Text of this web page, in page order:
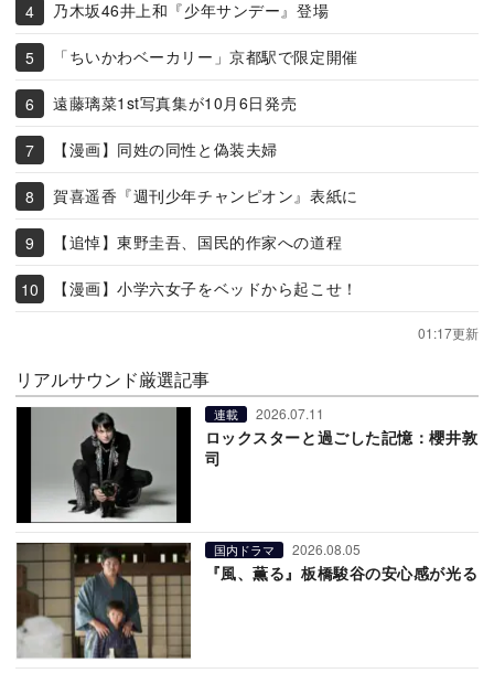
乃木坂46井上和『少年サンデー』登場
「ちいかわベーカリー」京都駅で限定開催
遠藤璃菜1st写真集が10月6日発売
【漫画】同姓の同性と偽装夫婦
賀喜遥香『週刊少年チャンピオン』表紙に
【追悼】東野圭吾、国民的作家への道程
【漫画】小学六女子をベッドから起こせ！
01:17更新
リアルサウンド厳選記事
連載 2026.07.11
ロックスターと過ごした記憶：櫻井敦
司
国内ドラマ 2026.08.05
『風、薫る』板橋駿谷の安心感が光る